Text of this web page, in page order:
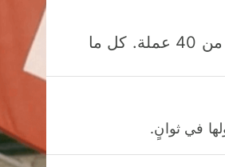
وفّر المال عند إرسال الأموال وإنفاقها واستلامها بأكثر من 40 عملة. كل ما
في ثوانٍ.